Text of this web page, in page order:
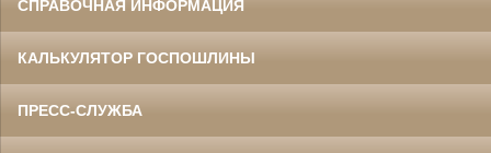
СПРАВОЧНАЯ ИНФОРМАЦИЯ
КАЛЬКУЛЯТОР ГОСПОШЛИНЫ
ПРЕСС-СЛУЖБА